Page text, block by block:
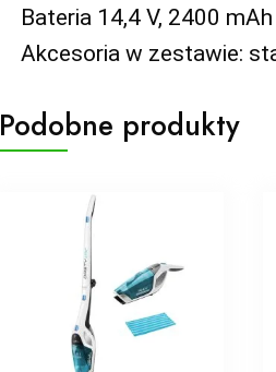
Bateria 14,4 V, 2400 mAh
Akcesoria w zestawie:
Podobne produkty